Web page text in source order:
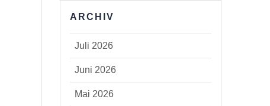
ARCHIV
Juli 2026
Juni 2026
Mai 2026